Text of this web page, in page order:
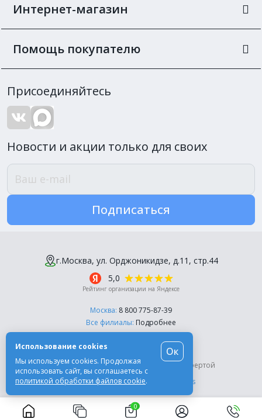
Интернет-магазин
Помощь покупателю
Присоединяйтесь
Новости и акции только для своих
Подписаться
© Компания «Эль-Дент», 2003-2026
Цены на сайте не являются публичной офертой
Разработка сайта -Moscow Dynamics
г.Москва, ул. Орджоникидзе, д.11, стр.44
5,0
Рейтинг организации на Яндексе
Москва: 8 800 775-87-39
Все филиалы: Подробнее
Пн-Пт, с 10:00 до 18:00
Использование cookies
Мы используем cookies. Продолжая
использовать сайт, вы соглашаетесь с
политикой обработки файлов cookie.
Ок
0